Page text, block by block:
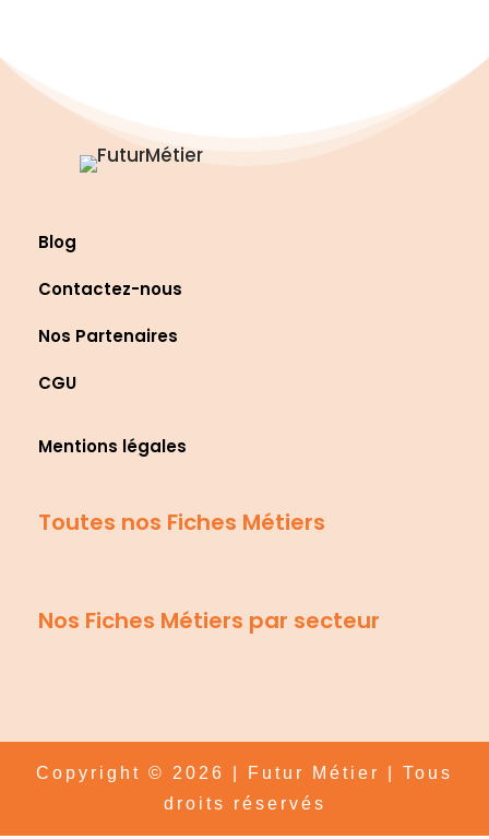
Blog
Contactez-nous
Nos Partenaires
CGU
Mentions légales
Toutes nos Fiches Métiers
Nos Fiches Métiers par secteur
Copyright © 2026 | Futur Métier | Tous
droits réservés